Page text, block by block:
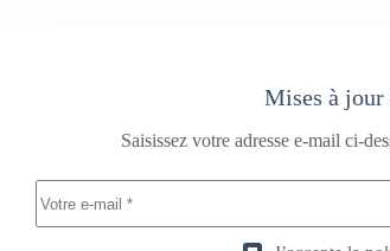
Mises à jour
Saisissez votre adresse e-mail ci-